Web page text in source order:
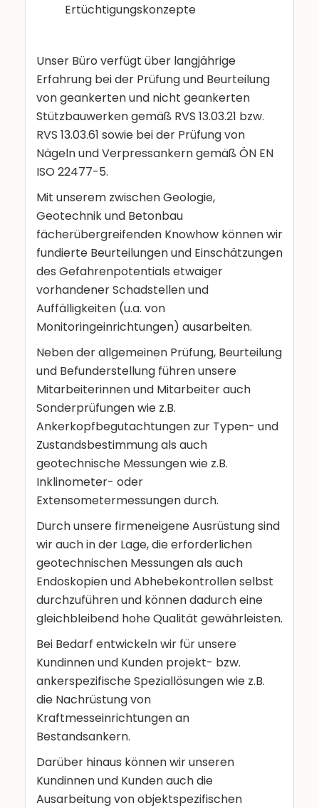
Ertüchtigungskonzepte
Unser Büro verfügt über langjährige
Erfahrung bei der Prüfung und Beurteilung
von geankerten und nicht geankerten
Stützbauwerken gemäß RVS 13.03.21 bzw.
RVS 13.03.61 sowie bei der Prüfung von
Nägeln und Verpressankern gemäß ÖN EN
ISO 22477-5.
Mit unserem zwischen Geologie,
Geotechnik und Betonbau
fächerübergreifenden Knowhow können wir
fundierte Beurteilungen und Einschätzungen
des Gefahrenpotentials etwaiger
vorhandener Schadstellen und
Auffälligkeiten (u.a. von
Monitoringeinrichtungen) ausarbeiten.
Neben der allgemeinen Prüfung, Beurteilung
und Befunderstellung führen unsere
Mitarbeiterinnen und Mitarbeiter auch
Sonderprüfungen wie z.B.
Ankerkopfbegutachtungen zur Typen- und
Zustandsbestimmung als auch
geotechnische Messungen wie z.B.
Inklinometer- oder
Extensometermessungen durch.
Durch unsere firmeneigene Ausrüstung sind
wir auch in der Lage, die erforderlichen
geotechnischen Messungen als auch
Endoskopien und Abhebekontrollen selbst
durchzuführen und können dadurch eine
gleichbleibend hohe Qualität gewährleisten.
Bei Bedarf entwickeln wir für unsere
Kundinnen und Kunden projekt- bzw.
ankerspezifische Speziallösungen wie z.B.
die Nachrüstung von
Kraftmesseinrichtungen an
Bestandsankern.
Darüber hinaus können wir unseren
Kundinnen und Kunden auch die
Ausarbeitung von objektspezifischen